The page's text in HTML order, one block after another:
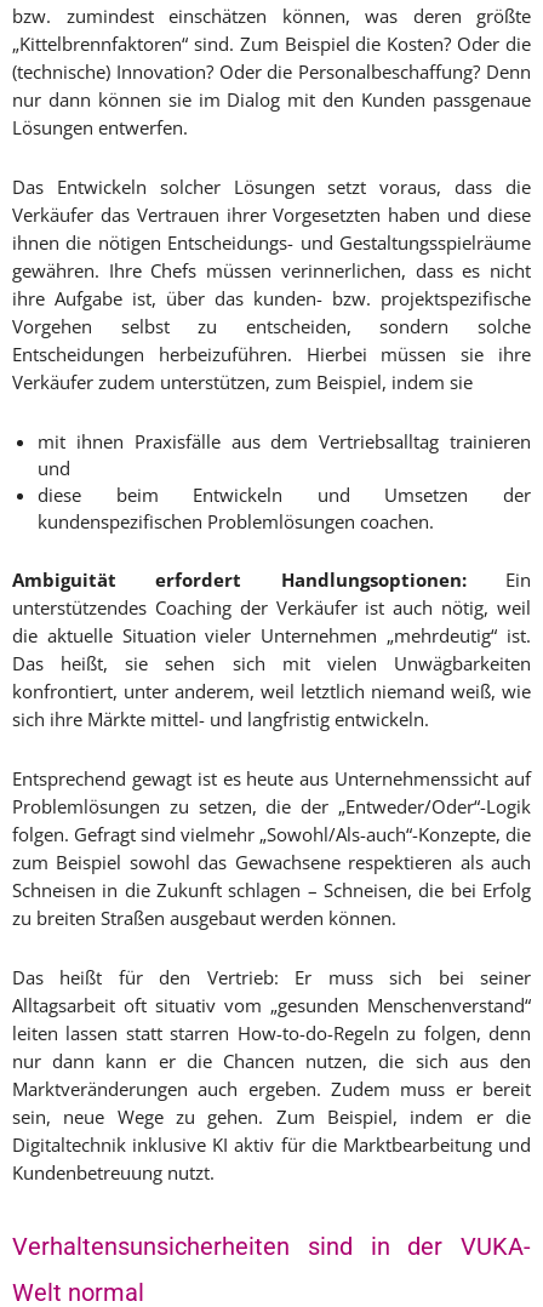
bzw. zumindest einschätzen können, was deren größte
„Kittelbrennfaktoren“ sind. Zum Beispiel die Kosten? Oder die
(technische) Innovation? Oder die Personalbeschaffung? Denn
nur dann können sie im Dialog mit den Kunden passgenaue
Lösungen entwerfen.
Das Entwickeln solcher Lösungen setzt voraus, dass die
Verkäufer das Vertrauen ihrer Vorgesetzten haben und diese
ihnen die nötigen Entscheidungs- und Gestaltungsspielräume
gewähren. Ihre Chefs müssen verinnerlichen, dass es nicht
ihre Aufgabe ist, über das kunden- bzw. projektspezifische
Vorgehen selbst zu entscheiden, sondern solche
Entscheidungen herbeizuführen. Hierbei müssen sie ihre
Verkäufer zudem unterstützen, zum Beispiel, indem sie
mit ihnen Praxisfälle aus dem Vertriebsalltag trainieren
und
diese beim Entwickeln und Umsetzen der
kundenspezifischen Problemlösungen coachen.
Ambiguität erfordert Handlungsoptionen: Ein
unterstützendes Coaching der Verkäufer ist auch nötig, weil
die aktuelle Situation vieler Unternehmen „mehrdeutig“ ist.
Das heißt, sie sehen sich mit vielen Unwägbarkeiten
konfrontiert, unter anderem, weil letztlich niemand weiß, wie
sich ihre Märkte mittel- und langfristig entwickeln.
Entsprechend gewagt ist es heute aus Unternehmenssicht auf
Problemlösungen zu setzen, die der „Entweder/Oder“-Logik
folgen. Gefragt sind vielmehr „Sowohl/Als-auch“-Konzepte, die
zum Beispiel sowohl das Gewachsene respektieren als auch
Schneisen in die Zukunft schlagen – Schneisen, die bei Erfolg
zu breiten Straßen ausgebaut werden können.
Das heißt für den Vertrieb: Er muss sich bei seiner
Alltagsarbeit oft situativ vom „gesunden Menschenverstand“
leiten lassen statt starren How-to-do-Regeln zu folgen, denn
nur dann kann er die Chancen nutzen, die sich aus den
Marktveränderungen auch ergeben. Zudem muss er bereit
sein, neue Wege zu gehen. Zum Beispiel, indem er die
Digitaltechnik inklusive KI aktiv für die Marktbearbeitung und
Kundenbetreuung nutzt.
Verhaltensunsicherheiten sind in der VUKA-
Welt normal